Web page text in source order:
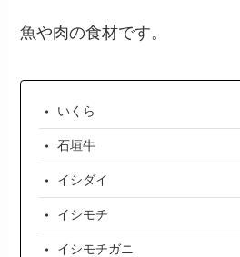
魚や肉の食材です。
いくら
石垣牛
イシダイ
イシモチ
イシモチガニ